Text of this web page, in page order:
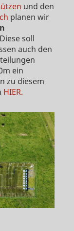
und den
planen wir
soll
auch den
ein
zu diesem
HIER.